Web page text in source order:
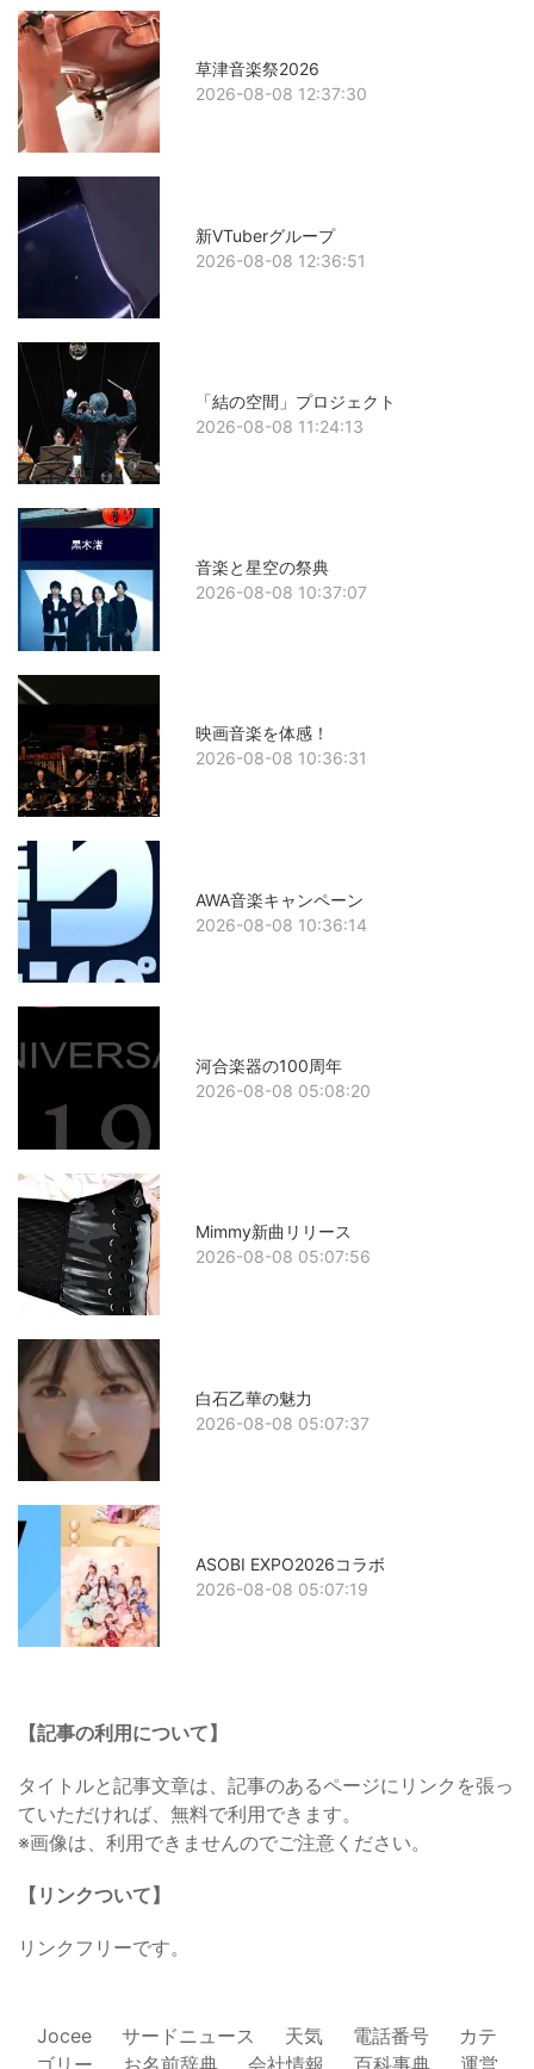
草津音楽祭2026
2026-08-08 12:37:30
新VTuberグループ
2026-08-08 12:36:51
「結の空間」プロジェクト
2026-08-08 11:24:13
音楽と星空の祭典
2026-08-08 10:37:07
映画音楽を体感！
2026-08-08 10:36:31
AWA音楽キャンペーン
2026-08-08 10:36:14
河合楽器の100周年
2026-08-08 05:08:20
Mimmy新曲リリース
2026-08-08 05:07:56
白石乙華の魅力
2026-08-08 05:07:37
ASOBI EXPO2026コラボ
2026-08-08 05:07:19
【記事の利用について】
タイトルと記事文章は、記事のあるページにリンクを張っ
ていただければ、無料で利用できます。
※画像は、利用できませんのでご注意ください。
【リンクついて】
リンクフリーです。
Jocee サードニュース 天気 電話番号
カテ